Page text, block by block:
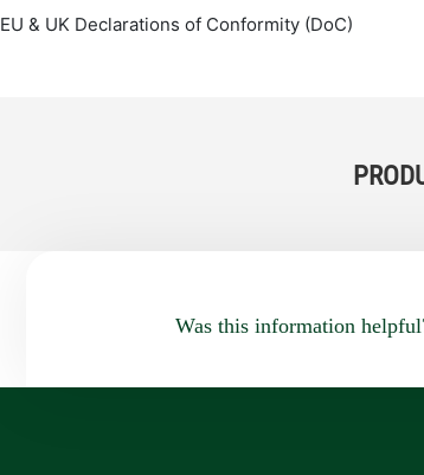
EU & UK Declarations of Conformity (DoC)
Was this information